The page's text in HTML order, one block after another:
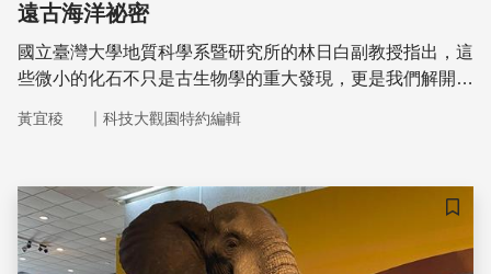
遠古海洋祕密
國立臺灣大學地質科學系暨研究所的林日白副教授指出，這
些微小的化石不只是古生物學的重大發現，更是我們解開臺
黃宜稜 ｜ 科技大觀園特約編輯
儲存